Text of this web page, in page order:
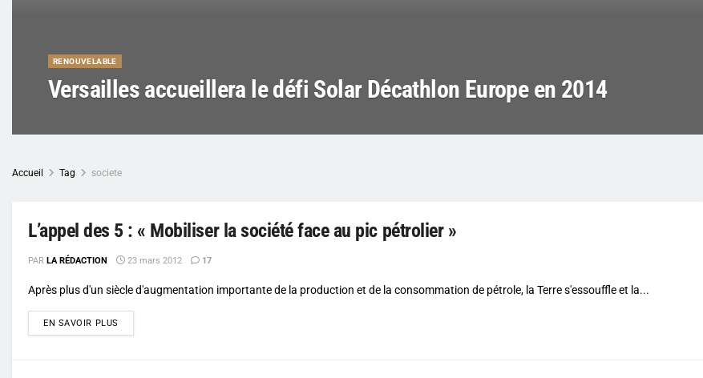
RENOUVELABLE
Versailles accueillera le défi Solar Décathlon Europe en 2014
Accueil Tag societe
L’appel des 5 : « Mobiliser la société face au pic pétrolier »
PAR LA RÉDACTION 23 mars 2012 17
Après plus d'un siècle d'augmentation importante de la production et de la consommation de pétrole, la Terre s'essouffle et la...
EN SAVOIR PLUS